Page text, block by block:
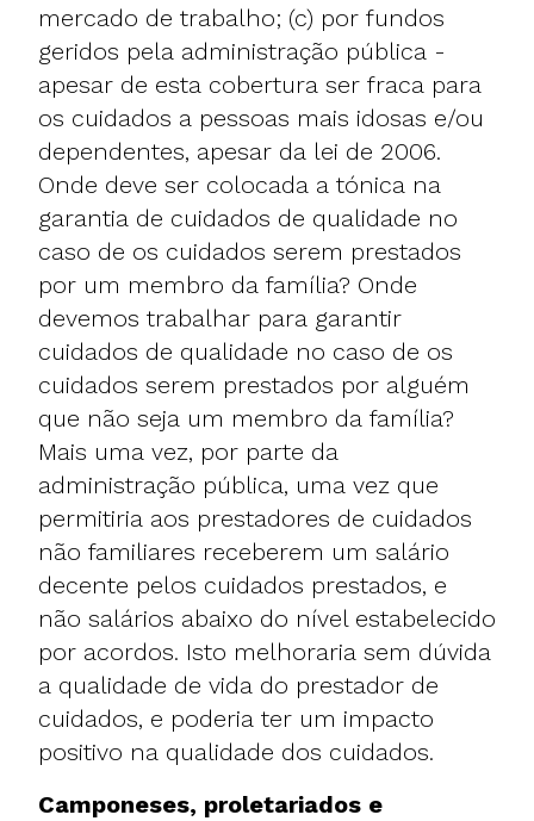
mercado de trabalho; (c) por fundos
geridos pela administração pública -
apesar de esta cobertura ser fraca para
os cuidados a pessoas mais idosas e/ou
dependentes, apesar da lei de 2006.
Onde deve ser colocada a tónica na
garantia de cuidados de qualidade no
caso de os cuidados serem prestados
por um membro da família? Onde
devemos trabalhar para garantir
cuidados de qualidade no caso de os
cuidados serem prestados por alguém
que não seja um membro da família?
Mais uma vez, por parte da
administração pública, uma vez que
permitiria aos prestadores de cuidados
não familiares receberem um salário
decente pelos cuidados prestados, e
não salários abaixo do nível estabelecido
por acordos. Isto melhoraria sem dúvida
a qualidade de vida do prestador de
cuidados, e poderia ter um impacto
positivo na qualidade dos cuidados.
Camponeses, proletariados e